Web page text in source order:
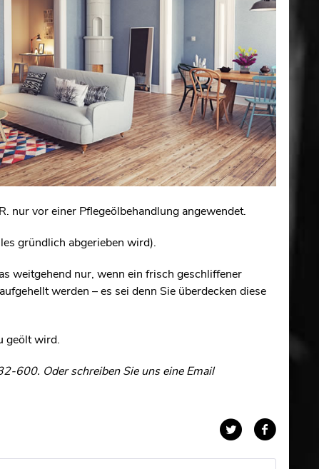
nur vor einer Pflegeölbehandlung angewendet.
gründlich abgerieben wird).
weitgehend nur, wenn ein frisch geschliffener
werden – es sei denn Sie überdecken diese
geölt wird.
600. Oder schreiben Sie uns eine Email